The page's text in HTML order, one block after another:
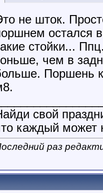
не шток.
остался
стойки...
чем в
Поршень
свой
каждый может
раз